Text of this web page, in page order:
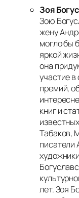
Зоя
Зою
жену
могло бы
яркой
она
участие
премий,
книг и
Табаков,
писатели
лет. Зоя